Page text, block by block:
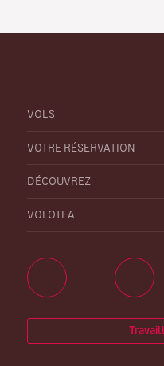
VOLS
VOTRE RÉSERVATION
DÉCOUVREZ
VOLOTEA